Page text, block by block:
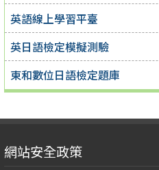
英語線上學習平臺
英日語檢定模擬測驗
東和數位日語檢定題庫
網站安全政策